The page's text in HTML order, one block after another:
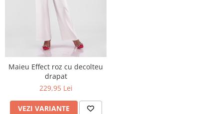
Maieu Effect roz cu decolteu
drapat
229,95 Lei
VEZI VARIANTE